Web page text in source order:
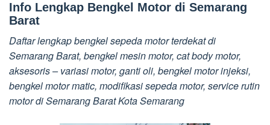
Info Lengkap Bengkel Motor di Semarang
Barat
Daftar lengkap bengkel sepeda motor terdekat di
Semarang Barat, bengkel mesin motor, cat body motor,
aksesoris – variasi motor, ganti oli, bengkel motor injeksi,
bengkel motor matic, modifikasi sepeda motor, service rutin
motor di Semarang Barat Kota Semarang